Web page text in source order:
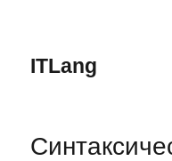
ITLang